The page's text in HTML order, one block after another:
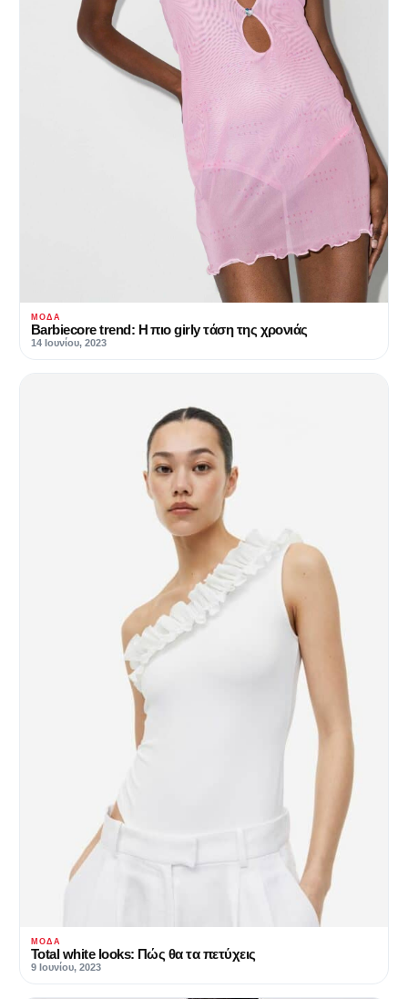
ΜΌΔΑ
Barbiecore trend: Η πιο girly τάση της χρονιάς
14 Ιουνίου, 2023
ΜΌΔΑ
Total white looks: Πώς θα τα πετύχεις
9 Ιουνίου, 2023